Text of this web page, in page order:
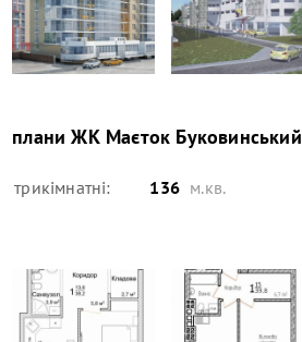
планиЖК Маєток Буковинський
трикімнатні: 136 м.кв.